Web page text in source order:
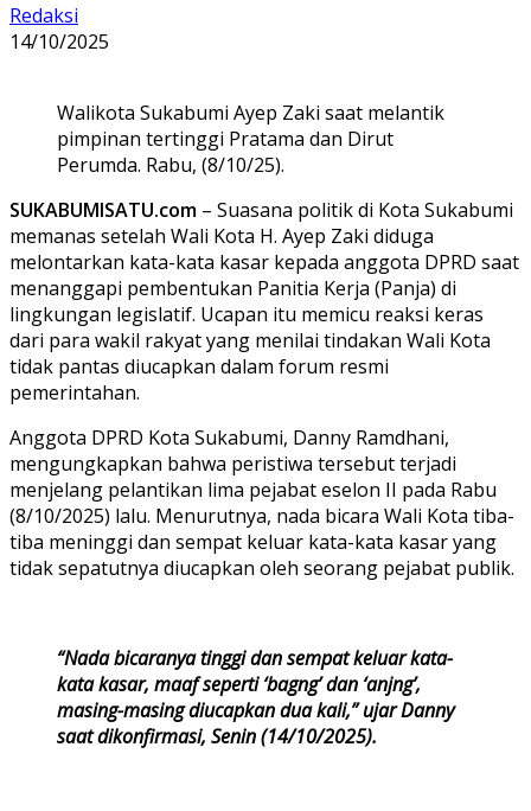
Redaksi
14/10/2025
Walikota Sukabumi Ayep Zaki saat melantik
pimpinan tertinggi Pratama dan Dirut
Perumda. Rabu, (8/10/25).
SUKABUMISATU.com – Suasana politik di Kota Sukabumi
memanas setelah Wali Kota H. Ayep Zaki diduga
melontarkan kata-kata kasar kepada anggota DPRD saat
menanggapi pembentukan Panitia Kerja (Panja) di
lingkungan legislatif. Ucapan itu memicu reaksi keras
dari para wakil rakyat yang menilai tindakan Wali Kota
tidak pantas diucapkan dalam forum resmi
pemerintahan.
Anggota DPRD Kota Sukabumi, Danny Ramdhani,
mengungkapkan bahwa peristiwa tersebut terjadi
menjelang pelantikan lima pejabat eselon II pada Rabu
(8/10/2025) lalu. Menurutnya, nada bicara Wali Kota tiba-
tiba meninggi dan sempat keluar kata-kata kasar yang
tidak sepatutnya diucapkan oleh seorang pejabat publik.
“Nada bicaranya tinggi dan sempat keluar kata-
kata kasar, maaf seperti ‘bagng’ dan ‘anjng’,
masing-masing diucapkan dua kali,” ujar Danny
saat dikonfirmasi, Senin (14/10/2025).